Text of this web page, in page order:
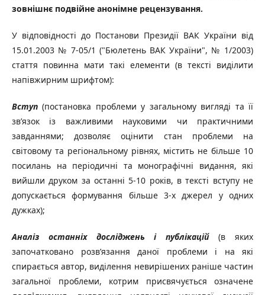
зовнішнє подвійне анонімне рецензування.
У відповідності до Постанови Президії ВАК України від
15.01.2003 № 7-05/1 ("Бюлетень ВАК України", № 1/2003)
стаття повинна мати такі елементи (в тексті виділити
напівжирним шрифтом):
Вступ (постановка проблеми у загальному вигляді та її
зв’язок із важливими науковими чи практичними
завданнями; дозволяє оцінити стан проблеми на
світовому та регіональному рівнях, містить не більше 10
посилань на періодичні та монографічні видання, які
вийшли друком за останні 5-10 років, в тексті вступу не
допускається формування більше 3-х джерел у одних
дужках);
Аналіз останніх досліджень і публікацій(в яких
започатковано розв’язання даної проблеми і на які
спирається автор, виділення невирішених раніше частин
загальної проблеми, котрим присвячується означене